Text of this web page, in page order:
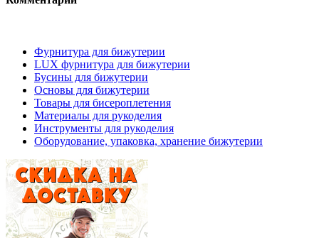
Фурнитура для бижутерии
LUX фурнитура для бижутерии
Бусины для бижутерии
Основы для бижутерии
Товары для бисероплетения
Материалы для рукоделия
Инструменты для рукоделия
Оборудование, упаковка, хранение бижутерии